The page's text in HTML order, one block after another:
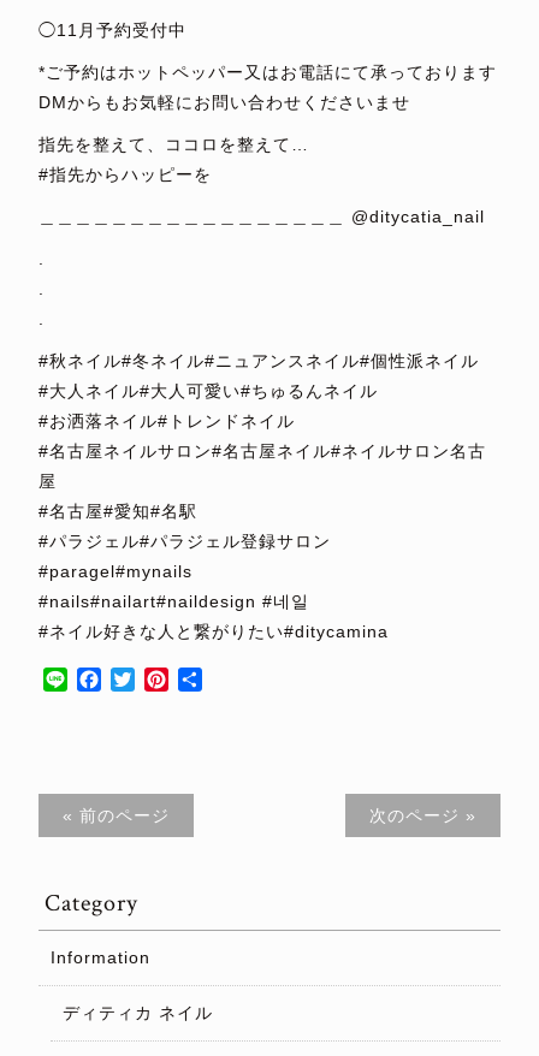
◯11月予約受付中
*ご予約はホットペッパー又はお電話にて承っております
DMからもお気軽にお問い合わせくださいませ
指先を整えて、ココロを整えて…
#指先からハッピーを
＿＿＿＿＿＿＿＿＿＿＿＿＿＿＿＿＿ @ditycatia_nail
#秋ネイル#冬ネイル#ニュアンスネイル#個性派ネイル
#大人ネイル#大人可愛い#ちゅるんネイル
#お洒落ネイル#トレンドネイル
#名古屋ネイルサロン#名古屋ネイル#ネイルサロン名古
屋
#名古屋#愛知#名駅
#パラジェル#パラジェル登録サロン
#paragel#mynails
#nails#nailart#naildesign #네일
#ネイル好きな人と繋がりたい#ditycamina
Line Facebook
TwitterPinterest
« 前のページ 次のページ »
Category
Information
ディティカ ネイル